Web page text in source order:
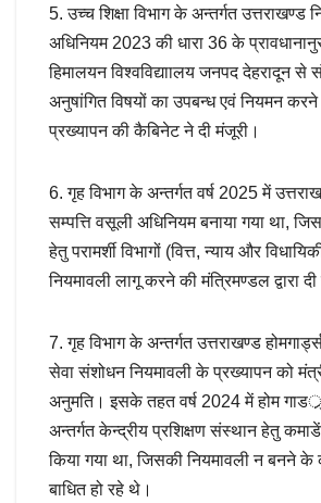
5. उच्च शिक्षा विभाग के अन्तर्गत उत्तराखण्ड
अधिनियम 2023 की धारा 36 के
हिमालयन विश्वविद्याालय जनपद देहरादून
अनुषांगित विषयों का उपबन्ध एवं नियमन
प्रख्यापन की कैबिनेट ने दी मंजूरी।
6. गृह विभाग के अन्तर्गत वर्ष 2025 में
सम्पत्ति वसूली अधिनियम बनाया गया था,
हेतु परामर्शी विभागों (वित्त, न्याय और
नियमावली लागू करने की मंत्रिमण्डल द्वारा
7. गृह विभाग के अन्तर्गत उत्तराखण्ड
सेवा संशोधन नियमावली के प्रख्यापन को
अनुमति। इसके तहत वर्ष 2024 में होम
अन्तर्गत केन्द्रीय प्रशिक्षण संस्थान हेतु
किया गया था, जिसकी नियमावली न बनने के
बाधित हो रहे थे।